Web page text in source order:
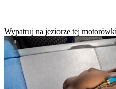
Wypatruj na jeziorze tej